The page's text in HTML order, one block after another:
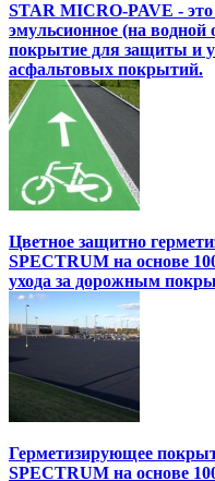
STAR MICRO-PAVE - это
эмульсионное (на водной
покрытие для защиты и
асфальтовых покрытий.
Цветное защитно
SPECTRUM на основе
ухода за дорожным
Герметизирующее
SPECTRUM на основе